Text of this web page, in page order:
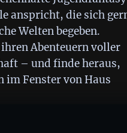
anspricht, die sich
Welten begeben.
Abenteuern voller
– und finde heraus,
im Fenster von Haus